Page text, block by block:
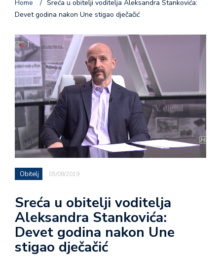
Home / Sreća u obitelji voditelja Aleksandra Stankovića:
Devet godina nakon Une stigao dječačić
Obitelj 05/08/2019
Sreća u obitelji voditelja
Aleksandra Stankovića:
Devet godina nakon Une
stigao dječačić